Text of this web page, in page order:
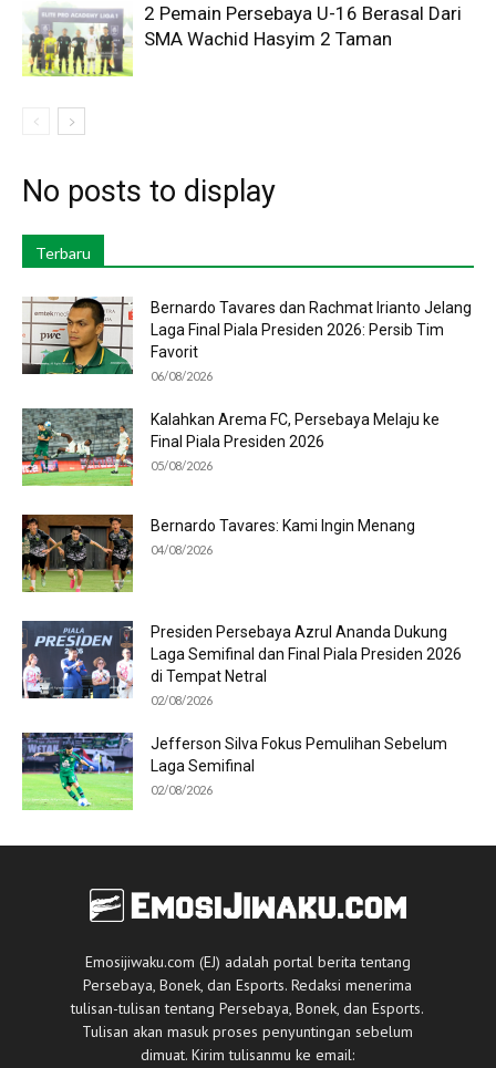
2 Pemain Persebaya U-16 Berasal Dari
SMA Wachid Hasyim 2 Taman
No posts to display
Terbaru
Bernardo Tavares dan Rachmat Irianto Jelang
Laga Final Piala Presiden 2026: Persib Tim
Favorit
06/08/2026
Kalahkan Arema FC, Persebaya Melaju ke
Final Piala Presiden 2026
05/08/2026
Bernardo Tavares: Kami Ingin Menang
04/08/2026
Presiden Persebaya Azrul Ananda Dukung
Laga Semifinal dan Final Piala Presiden 2026
di Tempat Netral
02/08/2026
Jefferson Silva Fokus Pemulihan Sebelum
Laga Semifinal
02/08/2026
Emosijiwaku.com (EJ) adalah portal berita tentang
Persebaya, Bonek, dan Esports. Redaksi menerima
tulisan-tulisan tentang Persebaya, Bonek, dan Esports.
Tulisan akan masuk proses penyuntingan sebelum
dimuat. Kirim tulisanmu ke email: